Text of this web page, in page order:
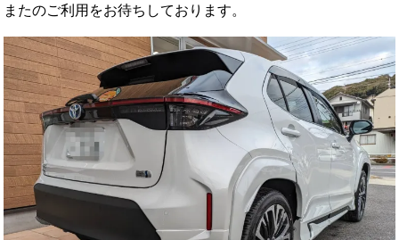
またのご利用をお待ちしております。